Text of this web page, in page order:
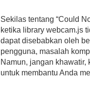
Sekilas tentang “Could
ketika library webcam.js
dapat disebabkan oleh
pengguna, masalah
Namun, jangan
untuk membantu Anda